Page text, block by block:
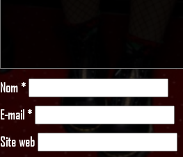
Nom*
E-mail*
Site web